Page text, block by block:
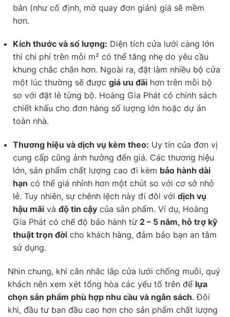
bản (như cố định, mở quay đơn giản) giá sẽ mềm
hơn.
Kích thước và số lượng: Diện tích cửa lưới càng lớn
thì chi phí trên mỗi m² có thể tăng nhẹ do yêu cầu
khung chắc chắn hơn. Ngoài ra, đặt làm nhiều bộ cửa
một lúc thường sẽ được giá ưu đãi hơn trên mỗi bộ
so với đặt lẻ từng bộ. Hoàng Gia Phát có chính sách
chiết khấu cho đơn hàng số lượng lớn hoặc dự án
toàn nhà.
Thương hiệu và dịch vụ kèm theo: Uy tín của đơn vị
cung cấp cũng ảnh hưởng đến giá. Các thương hiệu
lớn, sản phẩm chất lượng cao đi kèm bảo hành dài
hạn có thể giá nhỉnh hơn một chút so với cơ sở nhỏ
lẻ. Tuy nhiên, sự chênh lệch này đi đôi với dịch vụ
hậu mãi và độ tin cậy của sản phẩm. Ví dụ, Hoàng
Gia Phát có chế độ bảo hành từ 2 – 5 năm, hỗ trợ kỹ
thuật trọn đời cho khách hàng, đảm bảo bạn an tâm
sử dụng.
Nhìn chung, khi cân nhắc lắp cửa lưới chống muỗi, quý
khách nên xem xét tổng hòa các yếu tố trên để lựa
chọn sản phẩm phù hợp nhu cầu và ngân sách. Đôi
khi, đầu tư ban đầu cao hơn cho sản phẩm chất lượng